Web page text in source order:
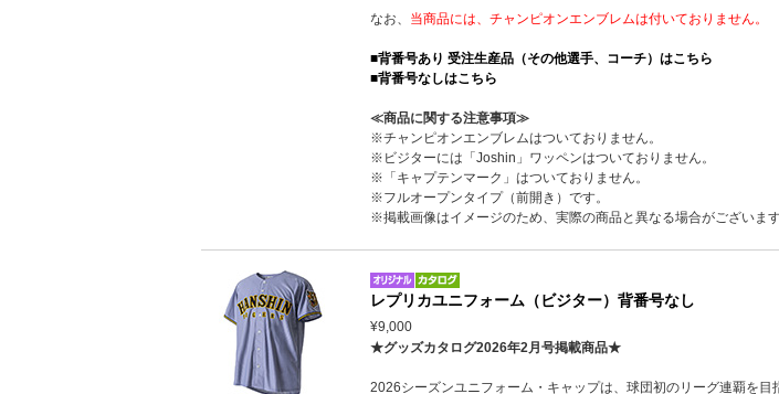
なお、 当商品には、チャンピオンエンブレムは付いておりません。
■背番号あり 受注生産品（その他選手、コーチ）はこちら
■背番号なしはこちら
≪商品に関する注意事項≫
※チャンピオンエンブレムはついておりません。
※ビジターには「Joshin」ワッペンはついておりません。
※「キャプテンマーク」はついておりません。
※フルオープンタイプ（前開き）です。
※掲載画像はイメージのため、実際の商品と異なる場合がございます
レプリカユニフォーム（ビジター）背番号なし
¥9,000
★グッズカタログ2026年2月号掲載商品★
2026シーズンユニフォーム・キャップは、球団初のリーグ連覇を目